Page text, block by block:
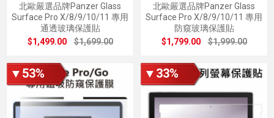
北歐嚴選品牌Panzer Glass
Surface Pro X/8/9/10/11 專用
通透玻璃保護貼
$1,499.00
$1,699.00
北歐嚴選品牌Panzer Glass
Surface Pro X/8/9/10/11 專用
防窺玻璃保護貼
$1,799.00
$1,999.00
▼53% ▼33%